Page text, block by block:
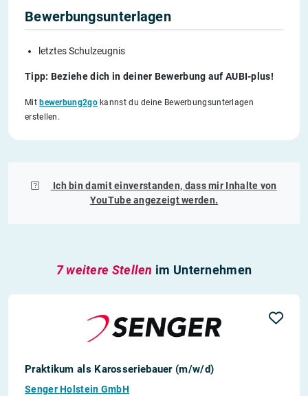
Bewerbungsunterlagen
letztes Schulzeugnis
Tipp: Beziehe dich in deiner Bewerbung auf AUBI-plus!
Mit bewerbung2gokannst du deine Bewerbungsunterlagen
erstellen.
Ich bin damit einverstanden, dass mir Inhalte von
YouTubeangezeigt werden.
7 weitere Stellen im Unternehmen
Praktikum als Karosseriebauer (m/w/d)
Senger Holstein GmbH